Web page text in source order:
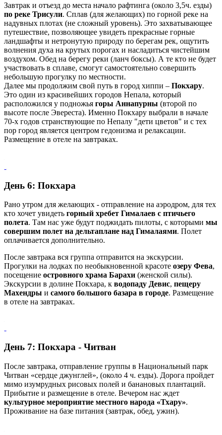
Завтрак и отъезд до места начало рафтинга (около 3,5ч. езды)
по реке Трисули. Сплав (для желающих) по горной реке на
надувных плотах (не сложный уровень). Это захватывающее
путешествие, позволяющее увидеть прекрасные горные
ландшафты и нетронутую природу по берегам рек, ощутить
волнения духа на крутых порогах и насладиться чистейшим
воздухом. Обед на берегу реки (ланч боксы). А те кто не будет
участвовать в сплаве, смогут самостоятельно совершить
небольшую прогулку по местности.
Далее мы продолжим свой путь в город хиппи – Покхару.
Это один из красивейших городов Непала, который
расположился у подножья горы Аннапурны (второй по
высоте после Эвереста). Именно Покхару выбрали в начале
70-х годов странствующие по Непалу "дети цветов" и с тех
пор город является центром гедонизма и релаксации.
Размещение в отеле на завтраках.
День 6: Покхара
Рано утром для желающих - отправление на аэродром, для тех
кто хочет увидеть горный хребет Гималаев с птичьего
полета. Там нас уже будут поджидать пилоты, с которыми мы
совершим полет на дельтаплане над Гималаями. Полет
оплачивается дополнительно.
После завтрака вся группа отправится на экскурсии.
Прогулки на лодках по необыкновенной красоте озеру Фева,
посещение островного храма Барахи (женской силы).
Экскурсии в долине Покхара, к водопаду Девис, пещеру
Махендры и самого большого базара в городе. Размещение
в отеле на завтраках.
День 7: Покхара - Читван
После завтрака, отправление группы в Национальный парк
Читван «сердце джунглей», (около 4 ч. езды). Дорога пройдет
мимо изумрудных рисовых полей и банановых плантаций.
Прибытие и размещение в отеле. Вечером нас ждет
культурное мероприятие местного народа «Тхару».
Проживание на базе питания (завтрак, обед, ужин).